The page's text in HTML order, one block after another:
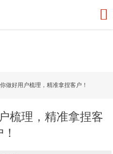

做好用户梳理，精准拿捏客户！
梳理，精准拿捏客
！